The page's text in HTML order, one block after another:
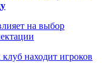
на выбор
находит игроков